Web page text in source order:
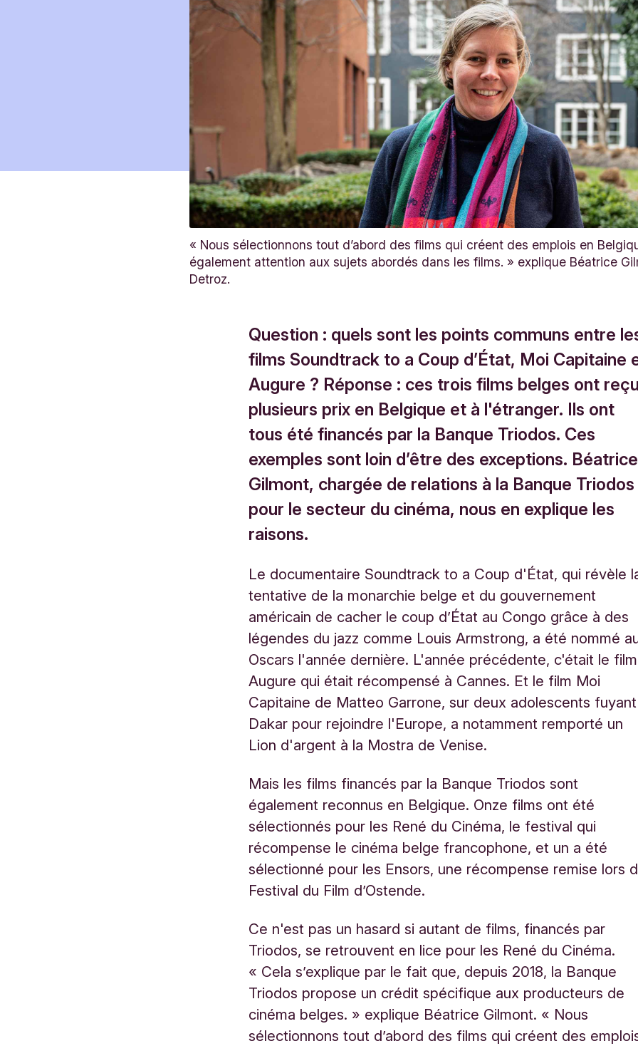
« Nous sélectionnons tout d’abord des films qui créent des emplois en
également attention aux sujets abordés dans les films. » explique Béatrice
Detroz.
Question : quels sont les points communs entre
films Soundtrack to a Coup d’État, Moi Capitaine
Augure ? Réponse : ces trois films belges ont
plusieurs prix en Belgique et à l'étranger. Ils ont
tous été financés par la Banque Triodos. Ces
exemples sont loin d’être des exceptions. Béatrice
Gilmont, chargée de relations à la Banque Triodos
pour le secteur du cinéma, nous en explique les
raisons.
Le documentaire Soundtrack to a Coup d'État, qui révèle
tentative de la monarchie belge et du gouvernement
américain de cacher le coup d’État au Congo grâce à des
légendes du jazz comme Louis Armstrong, a été nommé
Oscars l'année dernière. L'année précédente, c'était le film
Augure qui était récompensé à Cannes. Et le film Moi
Capitaine de Matteo Garrone, sur deux adolescents fuyant
Dakar pour rejoindre l'Europe, a notamment remporté un
Lion d'argent à la Mostra de Venise.
Mais les films financés par la Banque Triodos sont
également reconnus en Belgique. Onze films ont été
sélectionnés pour les René du Cinéma, le festival qui
récompense le cinéma belge francophone, et un a été
sélectionné pour les Ensors, une récompense remise lors
Festival du Film d’Ostende.
Ce n'est pas un hasard si autant de films, financés par
Triodos, se retrouvent en lice pour les René du Cinéma.
« Cela s’explique par le fait que, depuis 2018, la Banque
Triodos propose un crédit spécifique aux producteurs de
cinéma belges. » explique Béatrice Gilmont. « Nous
sélectionnons tout d’abord des films qui créent des